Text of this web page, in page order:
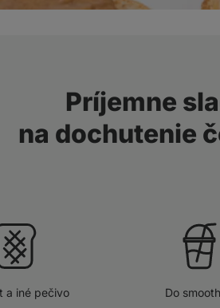
Príjemne
na dochutenie
a iné pečivo Do